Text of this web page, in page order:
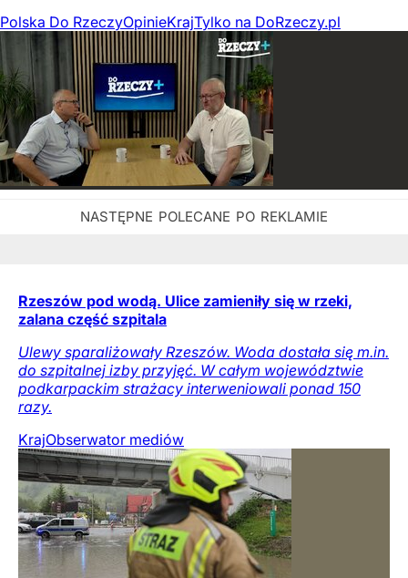
Polska Do RzeczyOpinieKrajTylko na DoRzeczy.pl
Rzeszów pod wodą. Ulice zamieniły się w rzeki,
zalana część szpitala
Ulewy sparaliżowały Rzeszów. Woda dostała się m.in.
do szpitalnej izby przyjęć. W całym województwie
podkarpackim strażacy interweniowali ponad 150
razy.
KrajObserwator mediów